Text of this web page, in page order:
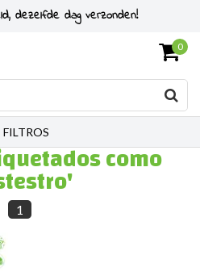
dezelfde dag verzonden!
0
FILTROS
como
1